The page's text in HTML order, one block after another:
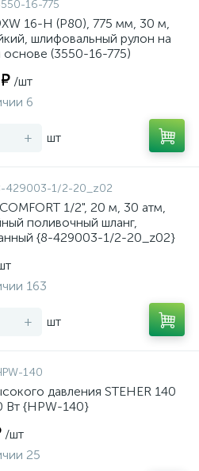
16-775
16-H (Р80), 775 мм, 30 м,
шлифовальный рулон на
основе (3550-16-775)
/шт
6
+ шт
429003-1/2-20_z02
1/2", 20 м, 30 атм,
поливочный шланг,
{8-429003-1/2-20_z02}
163
+ шт
140
давления STEHER 140
Вт {HPW-140}
/шт
25